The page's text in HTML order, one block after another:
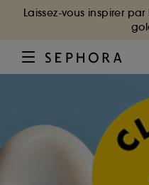
Laissez-vous inspirer